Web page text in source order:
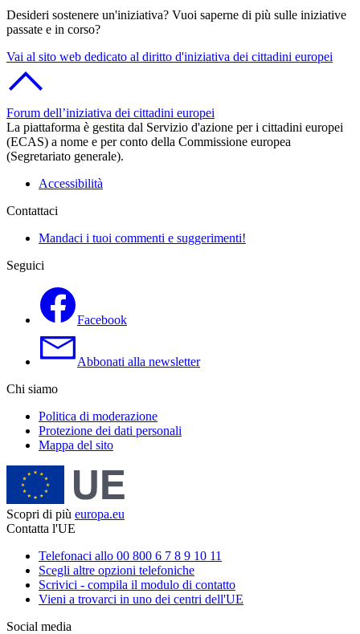
Desideri sostenere un'iniziativa? Vuoi saperne di più sulle iniziative
passate e in corso?
Vai al sito web dedicato al diritto d'iniziativa dei cittadini europei
Forum dell’iniziativa dei cittadini europei
La piattaforma è gestita dal Servizio d'azione per i cittadini europei
(ECAS) a nome e per conto della Commissione europea
(Segretariato generale).
Accessibilità
Contattaci
Mandaci i tuoi commenti e suggerimenti!
Seguici
Facebook
Abbonati alla newsletter
Chi siamo
Politica di moderazione
Protezione dei dati personali
Mappa del sito
Scopri di più europa.eu
Contatta l'UE
Telefonaci allo 00 800 6 7 8 9 10 11
Scegli altre opzioni telefoniche
Scrivici - compila il modulo di contatto
Vieni a trovarci in uno dei centri dell'UE
Social media